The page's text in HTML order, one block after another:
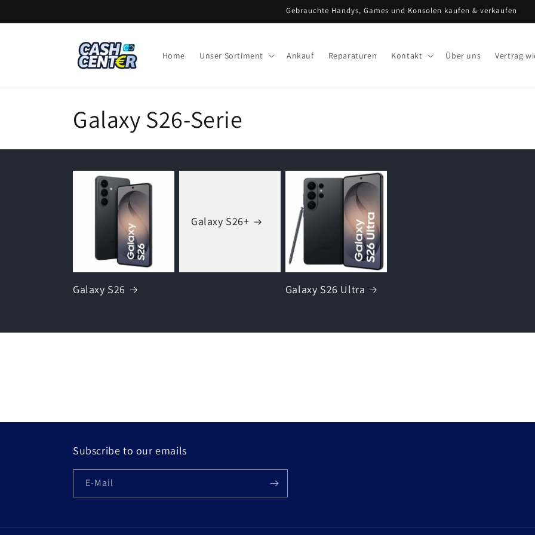
Inhalt
Gebrauchte Handys, Games und Konsolen kaufen & verkaufen
Home Unser Sortiment Ankauf Reparaturen Kontakt Über uns Vertrag
K
a
t
o
r
i
Galaxy S26-Serie
Galaxy S26
Galaxy S26+
Galaxy S26 Ultra
Subscribe to our emails
E-Mail